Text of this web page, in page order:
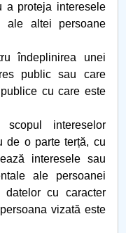
a proteja interesele
ale altei persoane
îndeplinirea unei
public sau care
cu care este
intereselor
de o parte terță, cu
interesele sau
ale persoanei
datelor cu caracter
vizată este